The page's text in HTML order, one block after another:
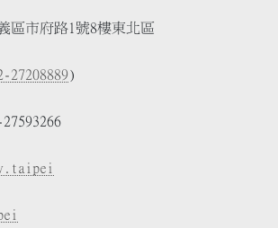
區市府路1號8樓東北區
27208889)